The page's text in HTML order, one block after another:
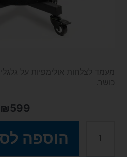
מעמד לצלחות אולימפיות על
כושר.
₪599
הוספה